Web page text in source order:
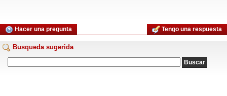
Hacer una pregunta Tengo una respuesta
Busqueda sugerida